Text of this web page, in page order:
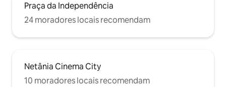
Praça da Independência
24 moradores locais recomendam
Netânia Cinema City
10 moradores locais recomendam